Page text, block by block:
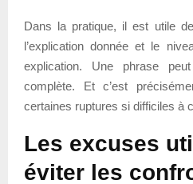
Dans la pratique, il est utile
l’explication donnée et le
explication. Une phrase
complète. Et c’est
certaines ruptures si difficiles à
Les excuses
éviter les